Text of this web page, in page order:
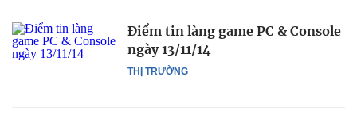
THỊ TRƯỜNG
Điểm tin làng game PC & Console
ngày 13/11/14